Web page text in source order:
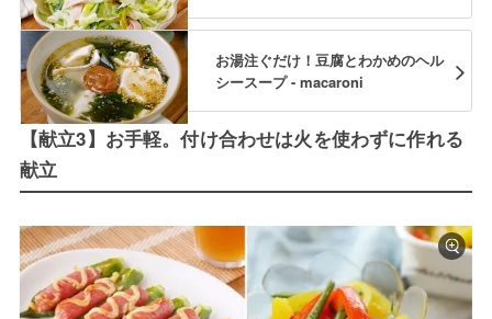
お湯注ぐだけ！豆腐とわかめのヘル
シースープ - macaroni
【献立3】お手軽。付け合わせは火を使わずに作れる
献立